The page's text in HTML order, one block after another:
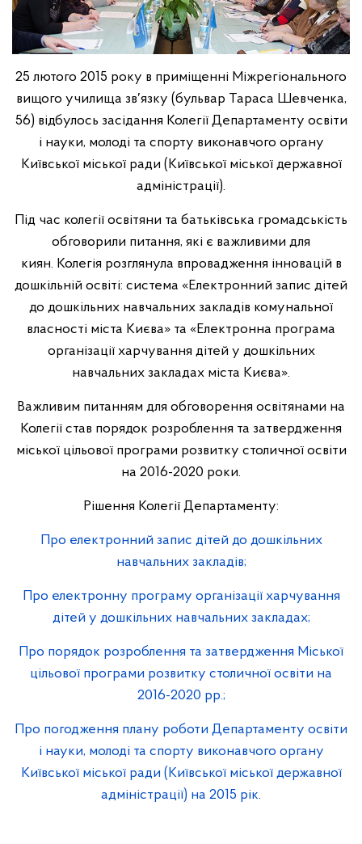
25 лютого 2015 року в приміщенні Міжрегіонального
вищого училища зв′язку (бульвар Тараса Шевченка,
56) відбулось засідання Колегії Департаменту освіти
і науки, молоді та спорту виконавчого органу
Київської міської ради (Київської міської державної
адміністрації).
Під час колегії освітяни та батьківська громадськість
обговорили питання, які є важливими для
киян. Колегія розглянула впровадження інновацій в
дошкільній освіті: система «Електронний запис дітей
до дошкільних навчальних закладів комунальної
власності міста Києва» та «Електронна програма
організації харчування дітей у дошкільних
навчальних закладах міста Києва».
Важливим питанням для обговорення освітянами на
Колегії став порядок розроблення та затвердження
міської цільової програми розвитку столичної освіти
на 2016-2020 роки.
Рішення Колегії Департаменту:
Про електронний запис дітей до дошкільних
навчальних закладів;
Про електронну програму організації харчування
дітей у дошкільних навчальних закладах;
Про порядок розроблення та затвердження Міської
цільової програми розвитку столичної освіти на
2016-2020 рр.;
Про погодження плану роботи Департаменту освіти
і науки, молоді та спорту виконавчого органу
Київської міської ради (Київської міської державної
адміністрації) на 2015 рік.